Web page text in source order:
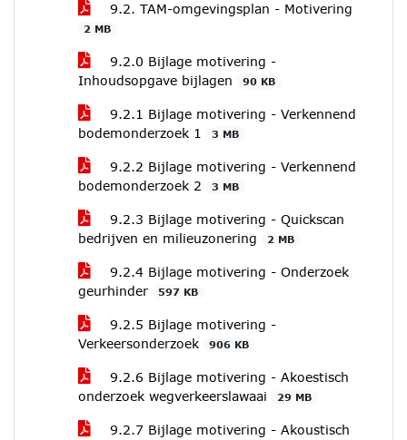
9.2. TAM-omgevingsplan - Motivering
2 MB
9.2.0 Bijlage motivering -
Inhoudsopgave bijlagen
90 KB
9.2.1 Bijlage motivering - Verkennend
bodemonderzoek 1
3 MB
9.2.2 Bijlage motivering - Verkennend
bodemonderzoek 2
3 MB
9.2.3 Bijlage motivering - Quickscan
bedrijven en milieuzonering
2 MB
9.2.4 Bijlage motivering - Onderzoek
geurhinder
597 KB
9.2.5 Bijlage motivering -
Verkeersonderzoek
906 KB
9.2.6 Bijlage motivering - Akoestisch
onderzoek wegverkeerslawaai
29 MB
9.2.7 Bijlage motivering - Akoustisch